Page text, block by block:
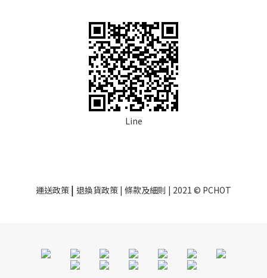
Line
運送政策 | 退換貨政策 | 條款及細則 | 2021 © PCHOT